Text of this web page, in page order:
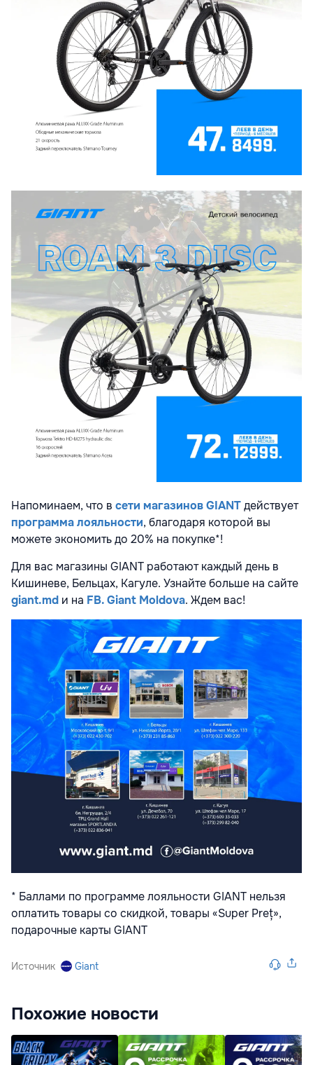
Напоминаем, что в сети магазинов GIANTдействует
программа лояльности, благодаря которой вы
можете экономить до 20% на покупке*!
Для вас магазины GIANT работают каждый день в
Кишиневе, Бельцах, Кагуле. Узнайте больше на сайте
giant.md и на FB. Giant Moldova. Ждем вас!
* Баллами по программе лояльности GIANT нельзя
оплатить товары со скидкой, товары «Super Preț»,
подарочные карты GIANT
Источник Giant
Похожие новости